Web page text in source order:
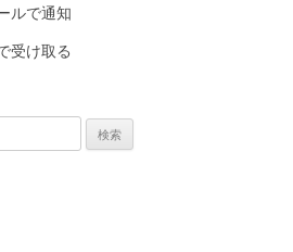
ルで通知
受け取る